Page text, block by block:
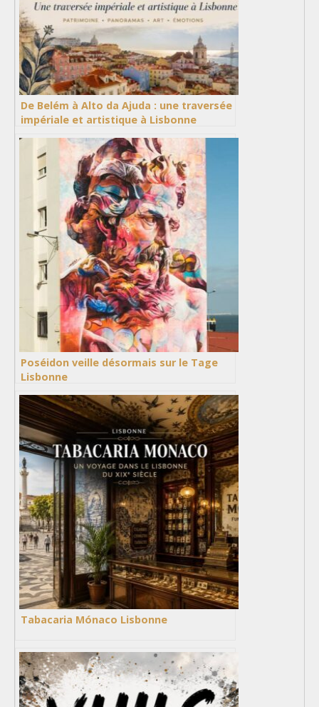
De Belém à Alto da Ajuda : une traversée
impériale et artistique à Lisbonne
Poséidon veille désormais sur le Tage
Lisbonne
Tabacaria Mónaco Lisbonne